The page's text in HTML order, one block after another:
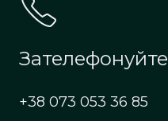
Зателефонуйте
+38 073 053 36 85